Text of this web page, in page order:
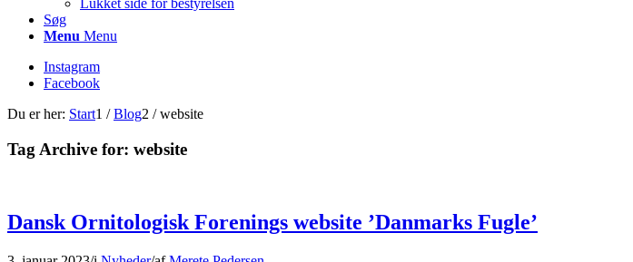
Lukket side for bestyrelsen
Søg
Menu Menu
Instagram
Facebook
Du er her: Start1 / Blog2 / website
Tag Archive for: website
Dansk Ornitologisk Forenings website ’Danmarks Fugle’